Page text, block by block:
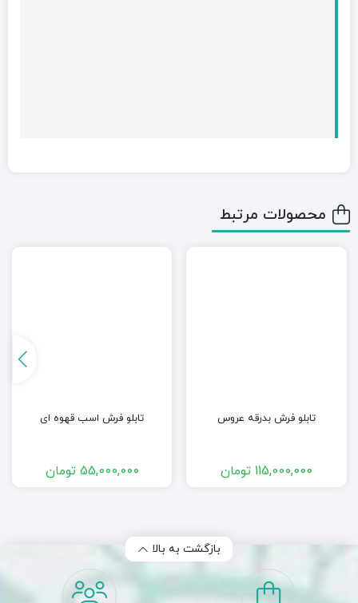
محصولات مرتبط
تابلو فرش بدرقه عروس
115,000,000 تومان
تابلو فرش اسب قهوه ای
55,000,000 تومان
بازگشت به بالا